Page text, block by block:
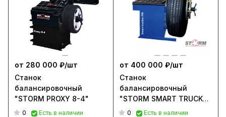
от 280 000 ₽/шт
Станок
балансировочный
"STORM PROXY 8-4"
0
Есть в наличии
от 400 000 ₽/шт
Станок
балансировочный
"STORM SMART TRUCKER
PM" ЛС322
0
Есть в наличии